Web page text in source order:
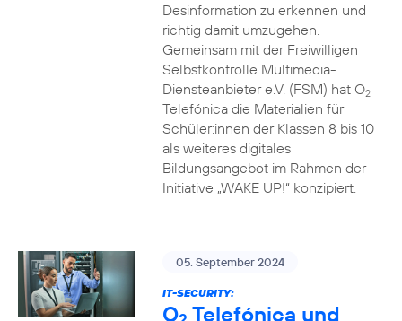
Desinformation zu erkennen und
richtig damit umzugehen.
Gemeinsam mit der Freiwilligen
Selbstkontrolle Multimedia-
Diensteanbieter e.V. (FSM) hat O2
Telefónica die Materialien für
Schüler:innen der Klassen 8 bis 10
als weiteres digitales
Bildungsangebot im Rahmen der
Initiative „WAKE UP!“ konzipiert.
05. September 2024
IT-SECURITY:
O Telefónica und